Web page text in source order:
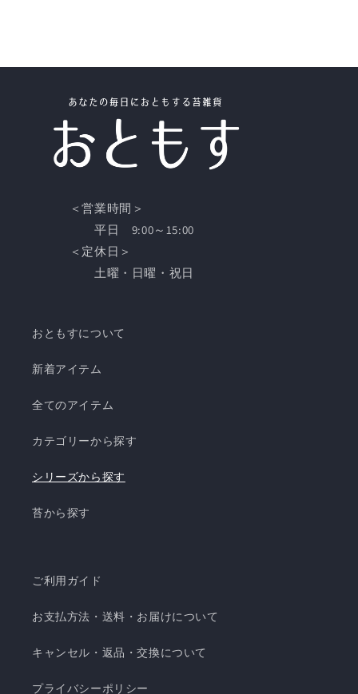
＜営業時間＞
平日 9:00～15:00
＜定休日＞
土曜・日曜・祝日
おともすについて
新着アイテム
全てのアイテム
カテゴリーから探す
シリーズから探す
苔から探す
ご利用ガイド
お支払方法・送料・お届けについて
キャンセル・返品・交換について
プライバシーポリシー